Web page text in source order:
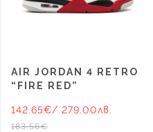
AIR JORDAN 4 RETRO
“FIRE RED”
142.65€/ 279.00лв.
183.56€